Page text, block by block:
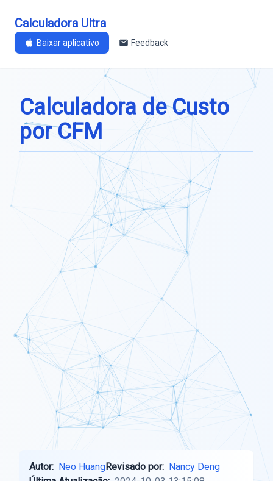
Calculadora Ultra
Baixar aplicativo Feedback
Calculadora de Custo
por CFM
Autor: Neo HuangRevisado por: Nancy Deng